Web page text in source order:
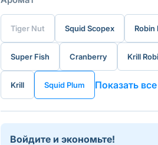
Tiger Nut Squid Scopex Robin
Super Fish Сranberry Krill
Krill Squid Plum Показать
Войдите и экономьте!